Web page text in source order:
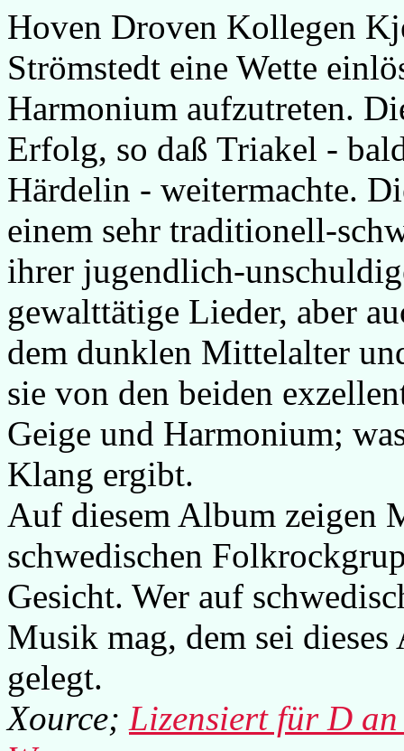
Hoven Droven Kollegen
Strömstedt eine Wette
Harmonium aufzutreten.
Erfolg, so daß Triakel -
Härdelin - weitermachte.
einem sehr traditionell-
ihrer jugendlich-
gewalttätige Lieder, aber
dem dunklen Mittelalter
sie von den beiden
Geige und Harmonium;
Klang ergibt.
Auf diesem Album zeigen
schwedischen
Gesicht. Wer auf
Musik mag, dem sei
gelegt.
Xource; Lizensiert für D